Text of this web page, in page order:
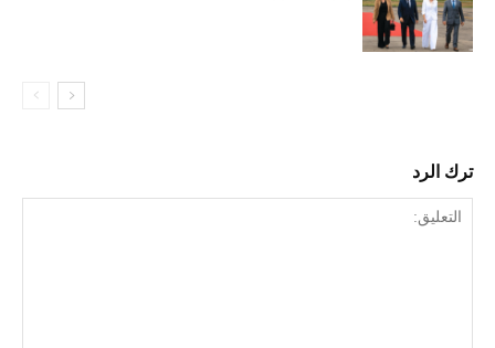
الملك
ترك الرد